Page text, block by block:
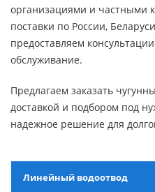
организациями и частными
поставки по России,
предоставляем
обслуживание.
Предлагаем заказать
доставкой и подбором под
надежное решение для
Линейный водоотвод